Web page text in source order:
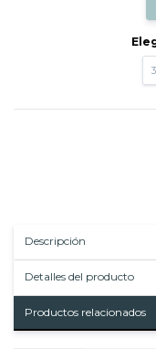
Descripción
Detalles del producto
Productos relacionados